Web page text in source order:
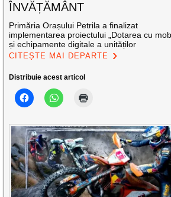
ÎNVĂȚĂMÂNT
Primăria Orașului Petrila a finalizat
implementarea proiectului „Dotarea cu
și echipamente digitale a unităților
CITEȘTE MAI DEPARTE
Distribuie acest articol